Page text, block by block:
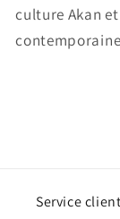
culture Akan
Service client